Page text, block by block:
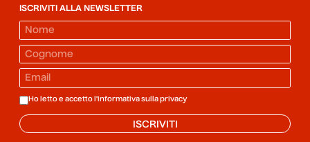
ISCRIVITI ALLA NEWSLETTER
Ho letto e accetto l'informativa sulla privacy
ISCRIVITI